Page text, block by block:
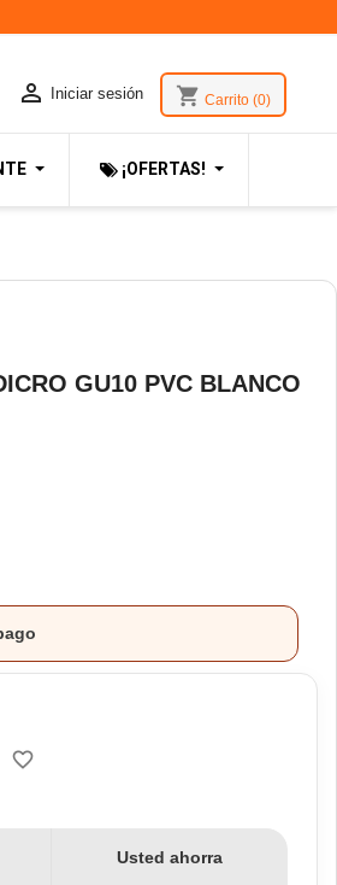
 Iniciar sesión shopping_cart Carrito (0)
¡OFERTAS!
GU10 PVC BLANCO
favorite_border
Usted ahorra